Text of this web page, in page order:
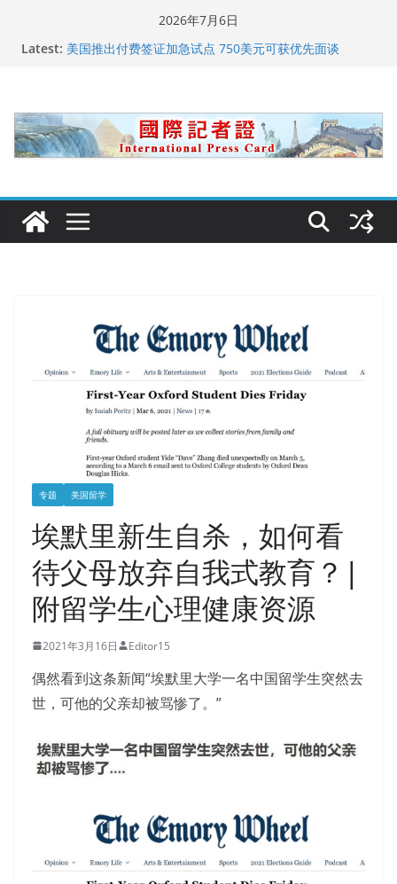
2026年7月6日
Latest: 美国推出付费签证加急试点 750美元可获优先面谈
人！
中国驻美国大使谢锋邀请美国老教师罗纳德·萨科尔斯基
再次访华
专题 美国留学
埃默里新生自杀，如何看
待父母放弃自我式教育？|
附留学生心理健康资源
2021年3月16日 Editor15
偶然看到这条新闻“埃默里大学一名中国留学生突然去
世，可他的父亲却被骂惨了。”